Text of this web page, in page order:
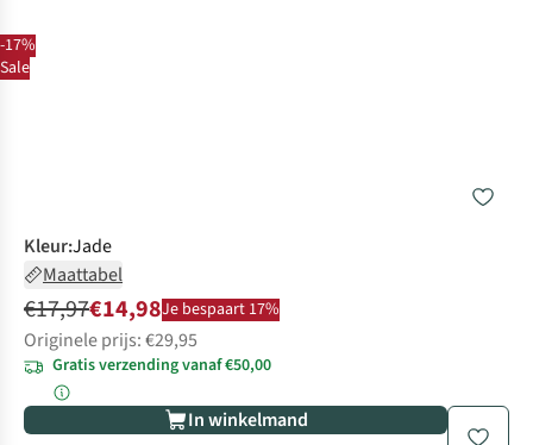
-17%
Sale
Kleur:Jade
Maattabel
€17,97€14,98Je bespaart 17%
Originele prijs: €29,95
Gratis verzending vanaf €50,00
In winkelmand